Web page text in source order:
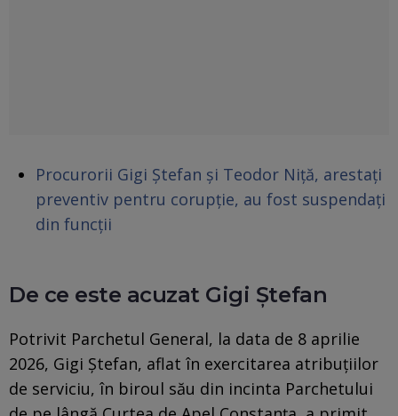
Procurorii Gigi Ștefan și Teodor Niță, arestați
preventiv pentru corupție, au fost suspendați
din funcții
De ce este acuzat Gigi Ștefan
Potrivit Parchetul General, la data de 8 aprilie
2026, Gigi Ștefan, aflat în exercitarea atribuțiilor
de serviciu, în biroul său din incinta Parchetului